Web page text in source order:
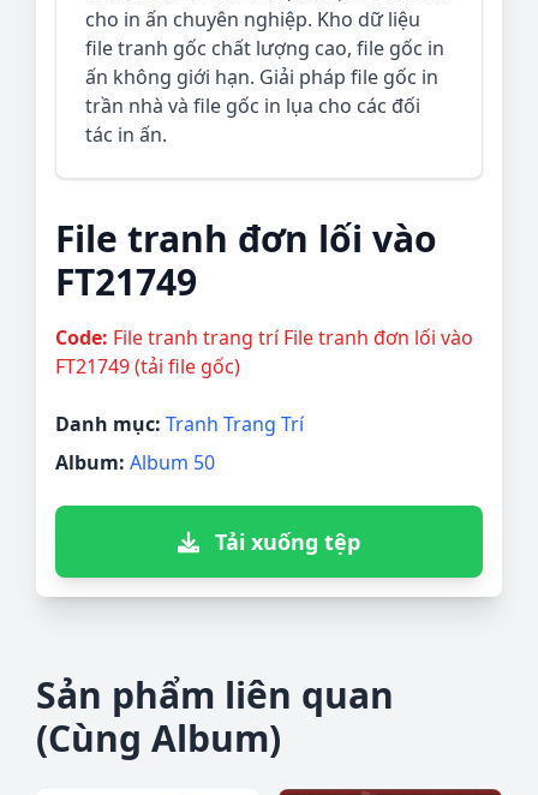
cho in ấn chuyên nghiệp. Kho dữ liệu
file tranh gốc chất lượng cao, file gốc in
ấn không giới hạn. Giải pháp file gốc in
trần nhà và file gốc in lụa cho các đối
tác in ấn.
File tranh đơn lối vào
FT21749
Code: File tranh trang trí File tranh đơn lối vào
FT21749 (tải file gốc)
Danh mục: Tranh Trang Trí
Album: Album 50
Tải xuống tệp
Sản phẩm liên quan
(Cùng Album)